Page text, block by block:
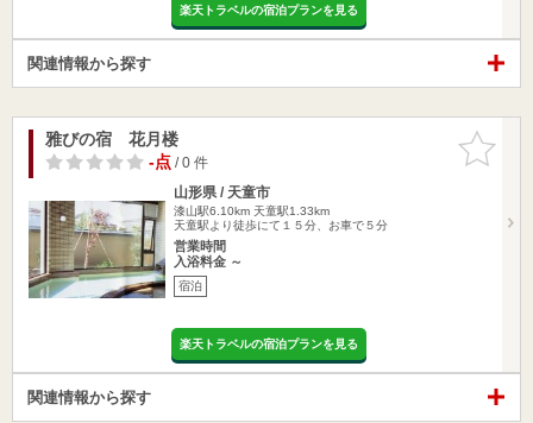
楽天トラベルの宿泊プランを見る
関連情報から探す
お気に入
りに追加
雅びの宿 花月楼
-点/ 0 件
山形県 / 天童市
漆山駅6.10km 天童駅1.33km
天童駅より徒歩にて１５分、お車で５分
営業時間
入浴料金 ～
宿泊
楽天トラベルの宿泊プランを見る
関連情報から探す